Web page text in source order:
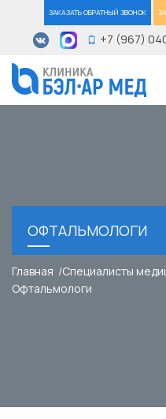
ЗАКАЗАТЬ ОБРАТНЫЙ ЗВОНОК
+7 (967)
ОФТАЛЬМОЛОГИ
Главная
Специалисты
Офтальмологи